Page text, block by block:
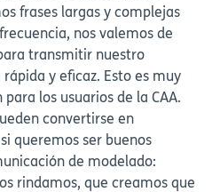
frases largas y complejas
nos valemos de
transmitir nuestro
y eficaz. Esto es muy
los usuarios de la CAA.
convertirse en
queremos ser buenos
de modelado:
rindamos, que creamos que